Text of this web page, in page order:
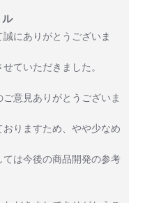
ル
にありがとうございま
ていただきました。
意見ありがとうございま
りますため、やや少なめ
は今後の商品開発の参考